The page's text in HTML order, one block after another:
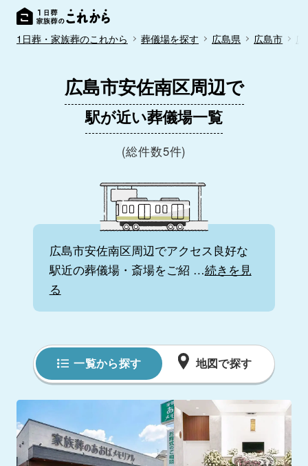
1日葬・家族葬のこれから 葬儀場を探す 広島県 広島市
広島市安佐南区周辺で
駅が近い葬儀場一覧
(総件数5件)
広島市安佐南区周辺でアクセス良好な
駅近の葬儀場・斎場をご紹 …続きを見
る
一覧から探す 地図で探す